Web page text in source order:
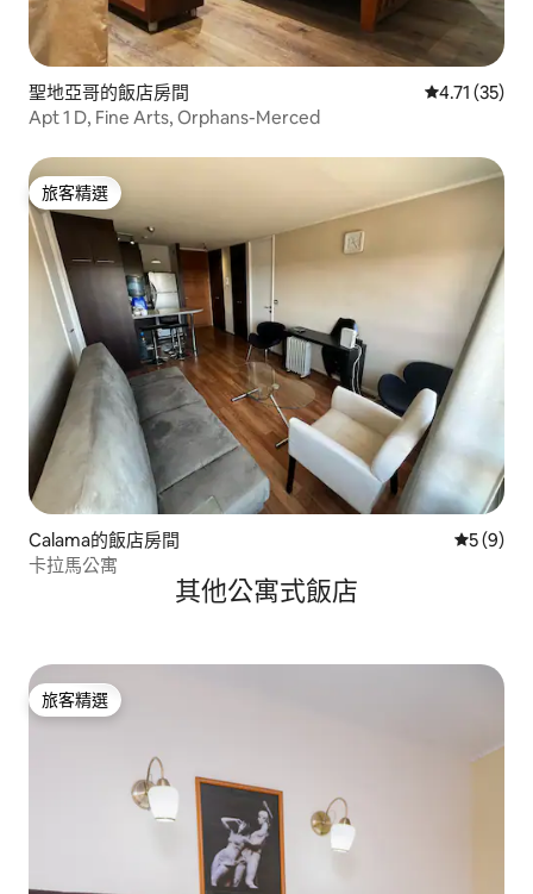
聖地亞哥的飯店房間 從 35 則評價
4.71 (35)
Apt 1 D, Fine Arts, Orphans-Merced
旅客精選
旅客精選
Calama的飯店房間 從 9 則評
5 (9)
卡拉馬公寓
其他公寓式飯店
旅客精選
旅客精選